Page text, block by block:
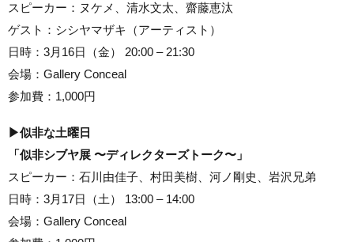
スピーカー：ヌケメ、清水文太、齋藤恵汰
ゲスト：シシヤマザキ（アーティスト）
日時：3月16日（金） 20:00 – 21:30
会場：Gallery Conceal
参加費：1,000円
▶︎似非な土曜日
「似非シブヤ展 〜ディレクターズトーク〜」
スピーカー：石川由佳子、村田美樹、河ノ剛史、岩沢兄弟
日時：3月17日（土） 13:00 – 14:00
会場：Gallery Conceal